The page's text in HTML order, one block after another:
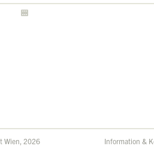
Wien, 2026 Information &